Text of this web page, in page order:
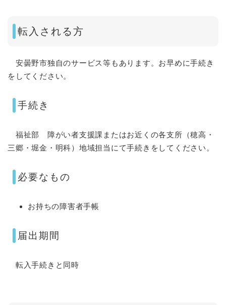
転入される方
安曇野市独自のサービス等もあります。お早めに手続き
をしてください。
手続き
福祉部 障がい者支援課またはお近くの各支所（穂高・
三郷・堀金・明科）地域担当にて手続きをしてください。
必要なもの
お持ちの障害者手帳
届出期間
転入手続きと同時